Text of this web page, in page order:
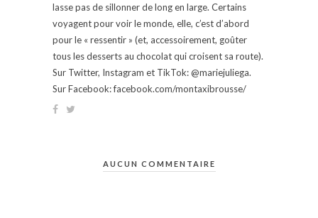
lasse pas de sillonner de long en large. Certains
voyagent pour voir le monde, elle, c’est d’abord
pour le « ressentir » (et, accessoirement, goûter
tous les desserts au chocolat qui croisent sa route).
Sur Twitter, Instagram et TikTok: @mariejuliega.
Sur Facebook: facebook.com/montaxibrousse/
AUCUN COMMENTAIRE